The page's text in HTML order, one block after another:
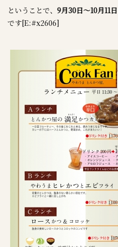
ということで、 9月30日～10月11日
です[E:#x2606]